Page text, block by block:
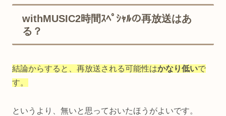
withMUSIC2時間ｽﾍﾟｼｬﾙの再放送はあ
る？
結論からすると、再放送される可能性はかなり低いで
す。
というより、無いと思っておいたほうがよいです。